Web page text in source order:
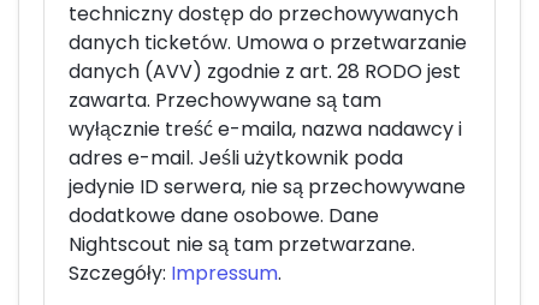
techniczny dostęp do przechowywanych
danych ticketów. Umowa o przetwarzanie
danych (AVV) zgodnie z art. 28 RODO jest
zawarta. Przechowywane są tam
wyłącznie treść e-maila, nazwa nadawcy i
adres e-mail. Jeśli użytkownik poda
jedynie ID serwera, nie są przechowywane
dodatkowe dane osobowe. Dane
Nightscout nie są tam przetwarzane.
Szczegóły: Impressum.